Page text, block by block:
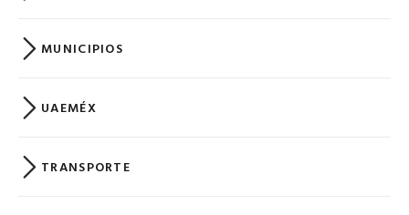
MUNICIPIOS
UAEMÉX
TRANSPORTE